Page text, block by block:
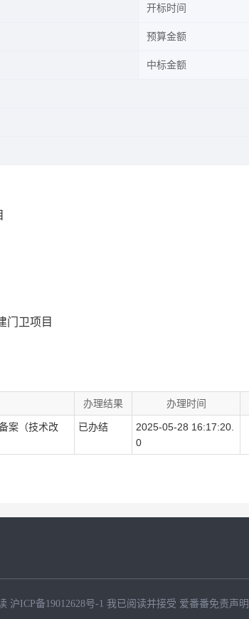
开标时间
预算金额
中标金额
门卫项目
办理结果 办理时间
案（技术改 已办结
2025-05-28 16:17:20.
0
沪ICP备19012628号-1 我已阅读并接受 爱番番免责声明